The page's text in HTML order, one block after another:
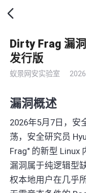
Dirty Frag 漏
发行版
蚁景网安实验室
漏洞概述
2026年5月7日，安
荡，安全研究员
Frag" 的新型 Linux
漏洞属于纯逻辑型
权本地用户在几乎